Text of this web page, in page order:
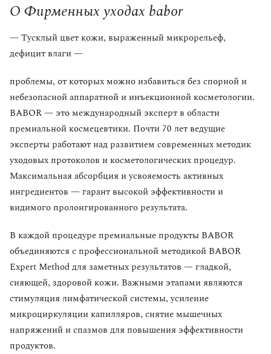
О Фирменных уходах babor
— Тусклый цвет кожи, выраженный микрорельеф,
дефицит влаги —
проблемы, от которых можно избавиться без спорной и
небезопасной аппаратной и инъекционной косметологии.
BABOR — это международный эксперт в области
премиальной космецевтики. Почти 70 лет ведущие
эксперты работают над развитием современных методик
уходовых протоколов и косметологических процедур.
Максимальная абсорбция и усвояемость активных
ингредиентов — гарант высокой эффективности и
видимого пролонгированного результата.
В каждой процедуре премиальные продукты BABOR
объединяются с профессиональной методикой BABOR
Expert Method для заметных результатов — гладкой,
сияющей, здоровой кожи. Важными этапами являются
стимуляция лимфатической системы, усиление
микроциркуляции капилляров, снятие мышечных
напряжений и спазмов для повышения эффективности
продуктов.